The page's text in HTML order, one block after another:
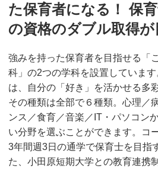
た保育者になる！ 保
の資格のダブル取得が
強みを持った保育者を目指せる「
科」の2つの学科を設置していま
は、自分の「好き」を活かせる多
その種類は全部で６種類。心理／
ンス／食育／音楽／IT・パソコン
い分野を選ぶことができます。コ
3年間週3日の通学で保育士を目指
た、小田原短期大学との教育連携